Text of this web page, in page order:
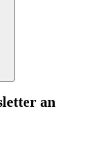
an